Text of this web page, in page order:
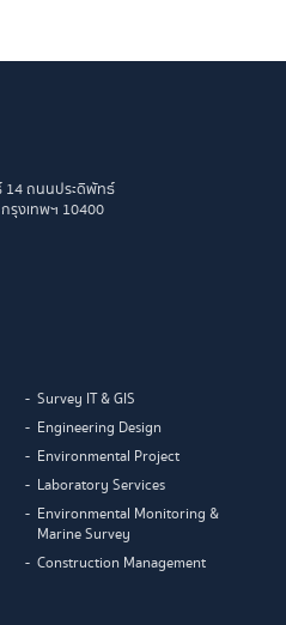
14 ถนนประดิพัทธ์
รุงเทพฯ 10400
Survey IT & GIS
Engineering Design
Environmental Project
Laboratory Services
Environmental Monitoring &
Marine Survey
Construction Management